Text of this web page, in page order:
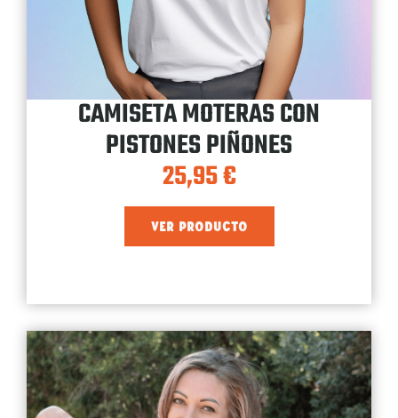
CAMISETA MOTERAS CON
PISTONES PIÑONES
25,95€
VER PRODUCTO